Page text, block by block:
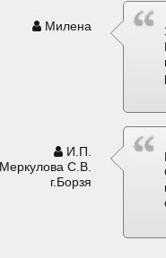
Милена
И.П.
Меркулова С.В.
г.Борзя